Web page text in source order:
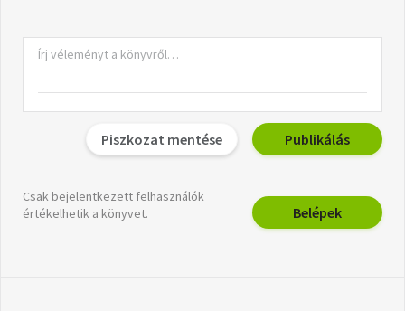
Piszkozat mentése Publikálás
Csak bejelentkezett felhasználók
értékelhetik a könyvet.
Belépek